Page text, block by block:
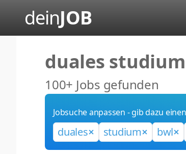
deinJOB
duales
100+ Jobs gefunden
Jobsuche anpassen - gib dazu
duales studium bwl